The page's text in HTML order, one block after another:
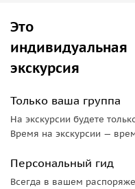
экскурсия начнётся
маршрута. Все истории
нужных местах.
перешлите сообщение
вместе с вами, они тоже
6.Возьмите с собой на
Это
индивидуальная
экскурсия
Только ваша группа
На экскурсии будете
Время на экскурсии —
Персональный гид
Всегда в вашем